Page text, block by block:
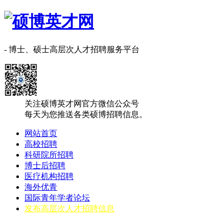
- 博士、硕士高层次人才招聘服务平台
关注硕博英才网官方微信公众号
每天为您推送各类硕博招聘信息。
网站首页
高校招聘
科研院所招聘
博士后招聘
医疗机构招聘
海外优青
国际青年学者论坛
发布高层次人才招聘信息